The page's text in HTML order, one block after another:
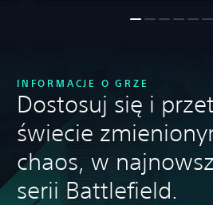
INFORMACJE O GRZE
Dostosuj się i
świecie
chaos, w
serii Battlefield.